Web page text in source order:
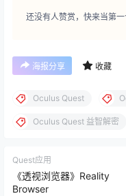
还没有人赞赏，快来当第一
海报分享 收藏
Oculus Quest
Oculus Quest 益智解密
Quest应用
《透视浏览器》Reality
Browser